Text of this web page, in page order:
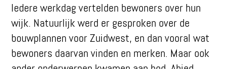
Iedere werkdag vertelden bewoners over hun
wijk. Natuurlijk werd er gesproken over de
bouwplannen voor Zuidwest, en dan vooral wat
bewoners daarvan vinden en merken. Maar ook